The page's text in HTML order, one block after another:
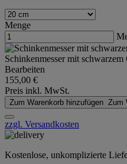
Menge
Schinkenmesser mit
Bearbeiten
155,00 €
Preis inkl. MwSt.
Zum Warenkorb hinzufügen Zum
zzgl. Versandkosten
Kostenlose, unkomplizierte